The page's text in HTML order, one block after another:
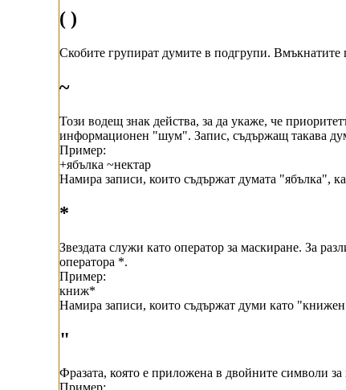
( )
Скобите групират думите в подгрупи. Вмъкнатите
~
Този водещ знак действа, за да укаже, че
информационен "шум". Запис, съдържащ такава
Пример:
+ябълка ~нектар
Намира записи, които съдържат думата "ябълка",
*
Звездата служи като оператор за маскиране. За
оператора *.
Пример:
книж*
Намира записи, които съдържат думи като
"
Фразата, която е приложена в двойните символи